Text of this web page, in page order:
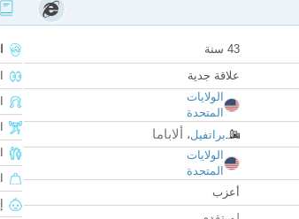
43 سنة
علاقة جدية
الولايات
المتحدة
براتفيل، ألاباما
الولايات
المتحدة
أعزب